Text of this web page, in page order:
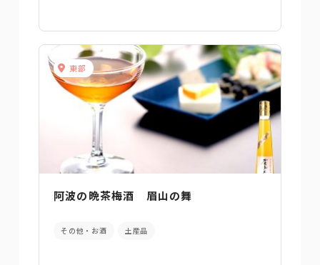
東部
阿波の晩茶梅酒 眉山の舞
その他・お酒 土産品